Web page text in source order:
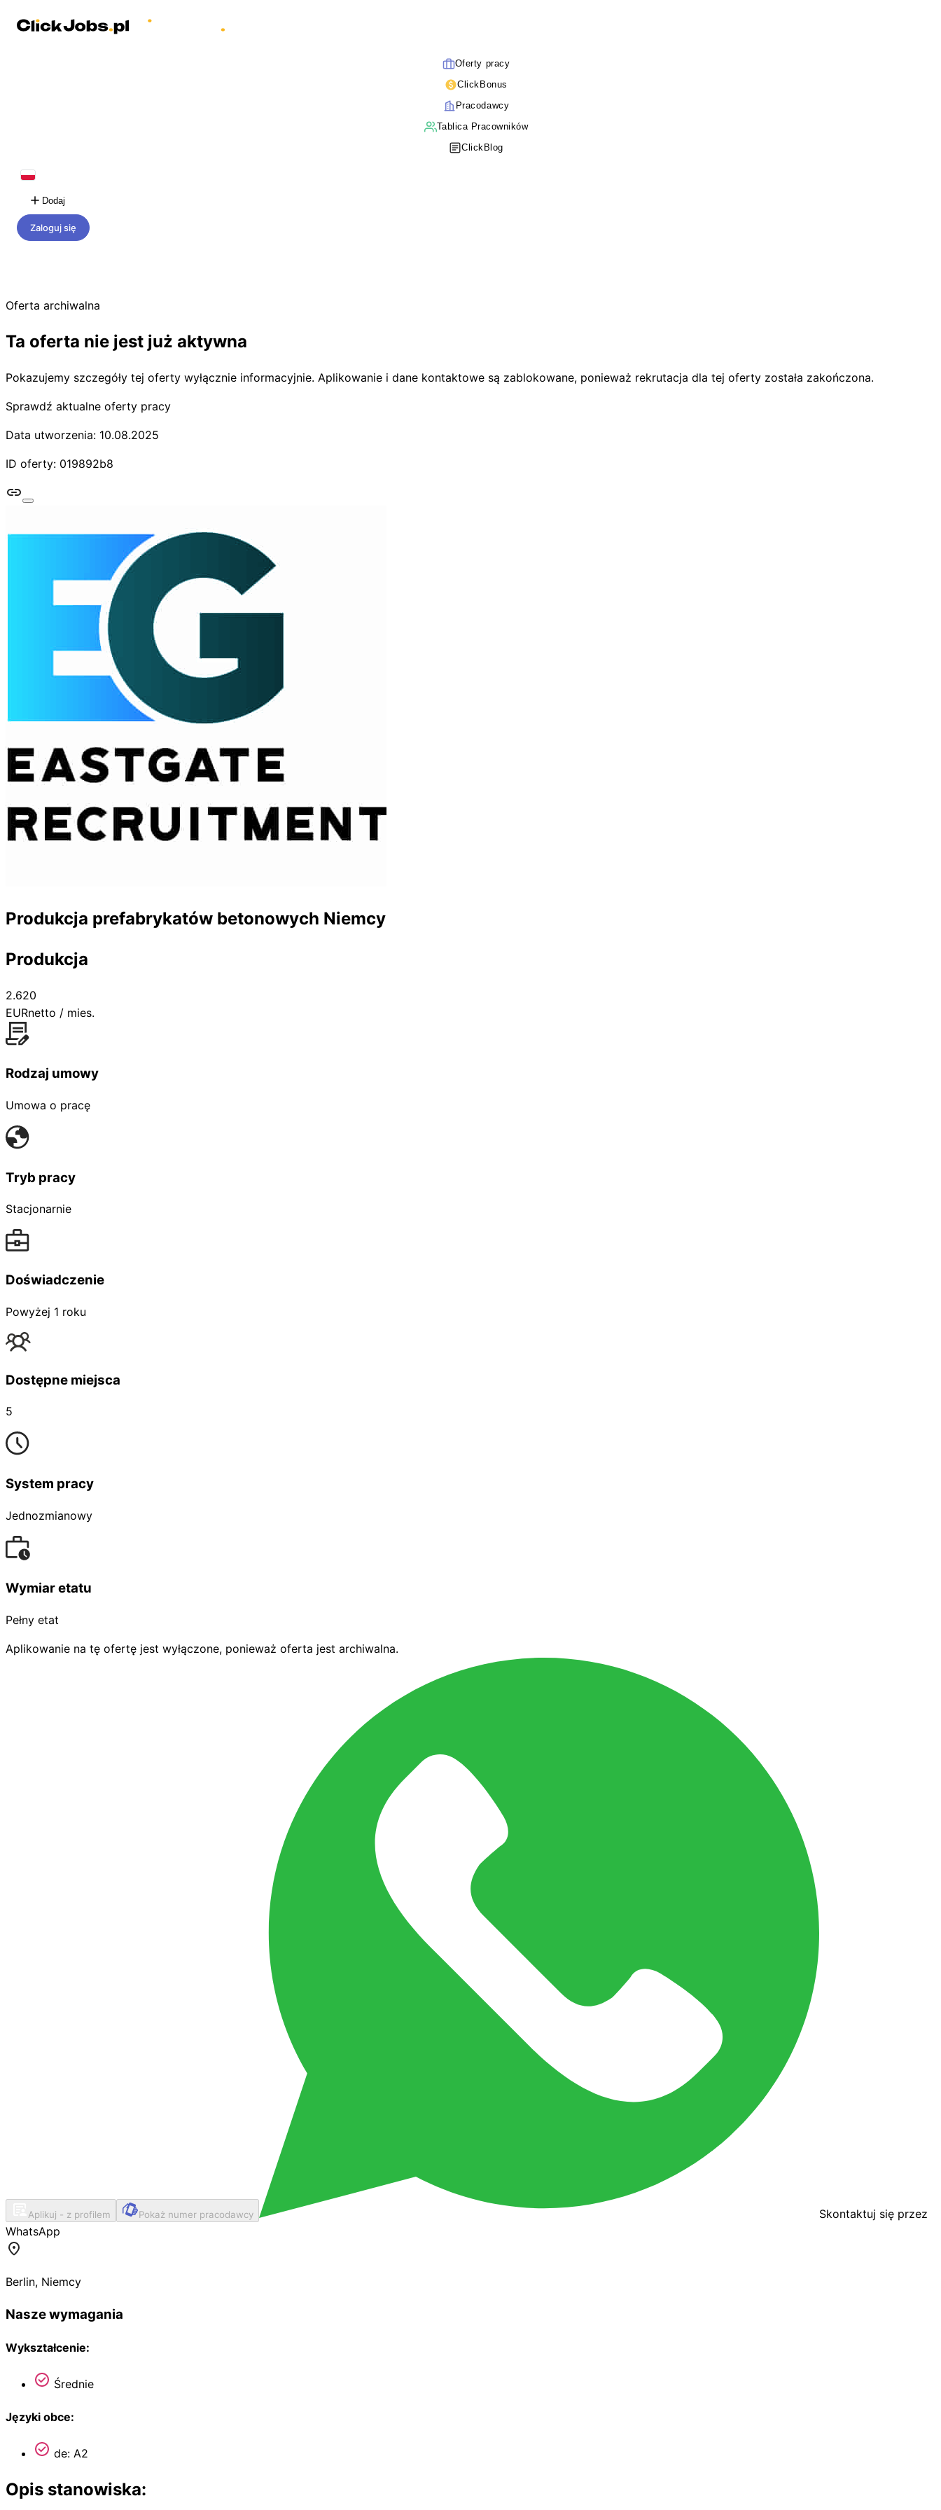
Oferty pracy
ClickBonus
Pracodawcy
Tablica Pracowników
ClickBlog
Dodaj
Zaloguj się
Oferta archiwalna
Ta oferta nie jest już aktywna
Pokazujemy szczegóły tej oferty wyłącznie informacyjnie. Aplikowanie i dane kontaktowe są zablokowane, ponieważ rekrutacja dla tej oferty została zakończona.
Sprawdź aktualne oferty pracy
Data utworzenia: 10.08.2025
ID oferty: 019892b8
Produkcja prefabrykatów betonowych Niemcy
Produkcja
2.620
EURnetto / mies.
Rodzaj umowy
Umowa o pracę
Tryb pracy
Stacjonarnie
Doświadczenie
Powyżej 1 roku
Dostępne miejsca
5
System pracy
Jednozmianowy
Wymiar etatu
Pełny etat
Aplikowanie na tę ofertę jest wyłączone, ponieważ oferta jest archiwalna.
Aplikuj - z profilem Pokaż numer pracodawcy
Skontaktuj się przez
WhatsApp
Berlin, Niemcy
Nasze wymagania
Wykształcenie:
Średnie
Języki obce:
de: A2
Opis stanowiska: